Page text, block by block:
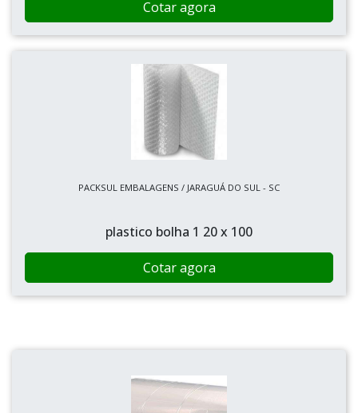
Cotar agora
PACKSUL EMBALAGENS / JARAGUÁ DO SUL - SC
plastico bolha 1 20 x 100
Cotar agora